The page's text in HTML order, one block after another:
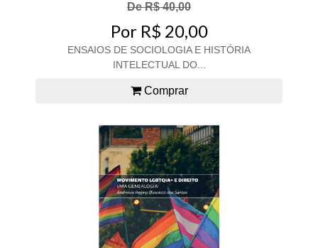
De R$ 40,00
Por R$ 20,00
ENSAIOS DE SOCIOLOGIA E HISTÓRIA
INTELECTUAL DO...
Comprar